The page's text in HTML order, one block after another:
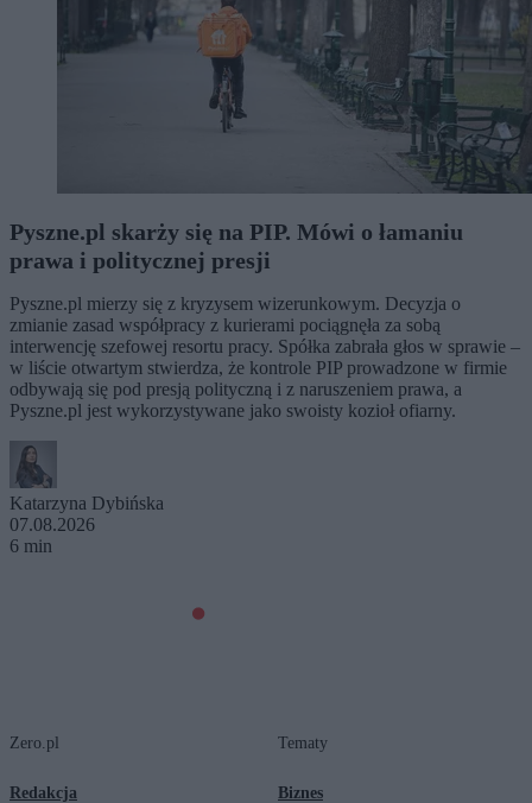
Pyszne.pl skarży się na PIP. Mówi o łamaniu
prawa i politycznej presji
Pyszne.pl mierzy się z kryzysem wizerunkowym. Decyzja o
zmianie zasad współpracy z kurierami pociągnęła za sobą
interwencję szefowej resortu pracy. Spółka zabrała głos w sprawie –
w liście otwartym stwierdza, że kontrole PIP prowadzone w firmie
odbywają się pod presją polityczną i z naruszeniem prawa, a
Pyszne.pl jest wykorzystywane jako swoisty kozioł ofiarny.
Katarzyna Dybińska
07.08.2026
6 min
Zero.pl
Redakcja
Tematy
Biznes